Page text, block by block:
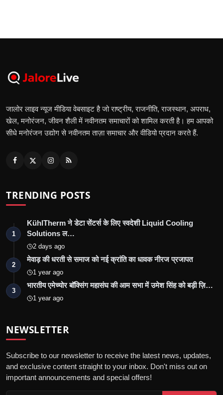
जालोर लाइव न्यूज मीडिया वेबसाइट है जो राष्ट्रीय, राजनीति, राजस्थान, अपराध,
खेल, मनोरंजन, जीवन शैली में नवीनतम समाचारों को शामिल करती है। हम आपको
सीधे मनोरंजन उद्योग से नवीनतम ताज़ा समाचार और वीडियो प्रदान करते हैं.
TRENDING POSTS
1
KühlTherm ने डेटा सेंटर्स के लिए स्वदेशी Liquid Cooling
Solutions ल…
2 days ago
2
मेवाड़ की धरती से समाज को नई क्रांति का धावक नीरज प्रजापत
1 year ago
3
भारतीय एमेच्योर बॉक्सिंग महासंघ की आम सभा में उमेश सिंह को बड़ी ज़ि…
1 year ago
NEWSLETTER
Subscribe to our newsletter to receive the latest news, updates,
and exclusive content straight to your inbox. Don't miss out on
important announcements and special offers!